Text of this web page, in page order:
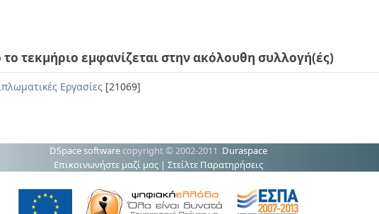
το τεκμήριο εμφανίζεται στην ακόλουθη συλλογή(ές)
Εργασίες [21069]
DSpace software copyright © 2002-2011 Duraspace
Επικοινωνήστε μαζί μας | Στείλτε Παρατηρήσεις